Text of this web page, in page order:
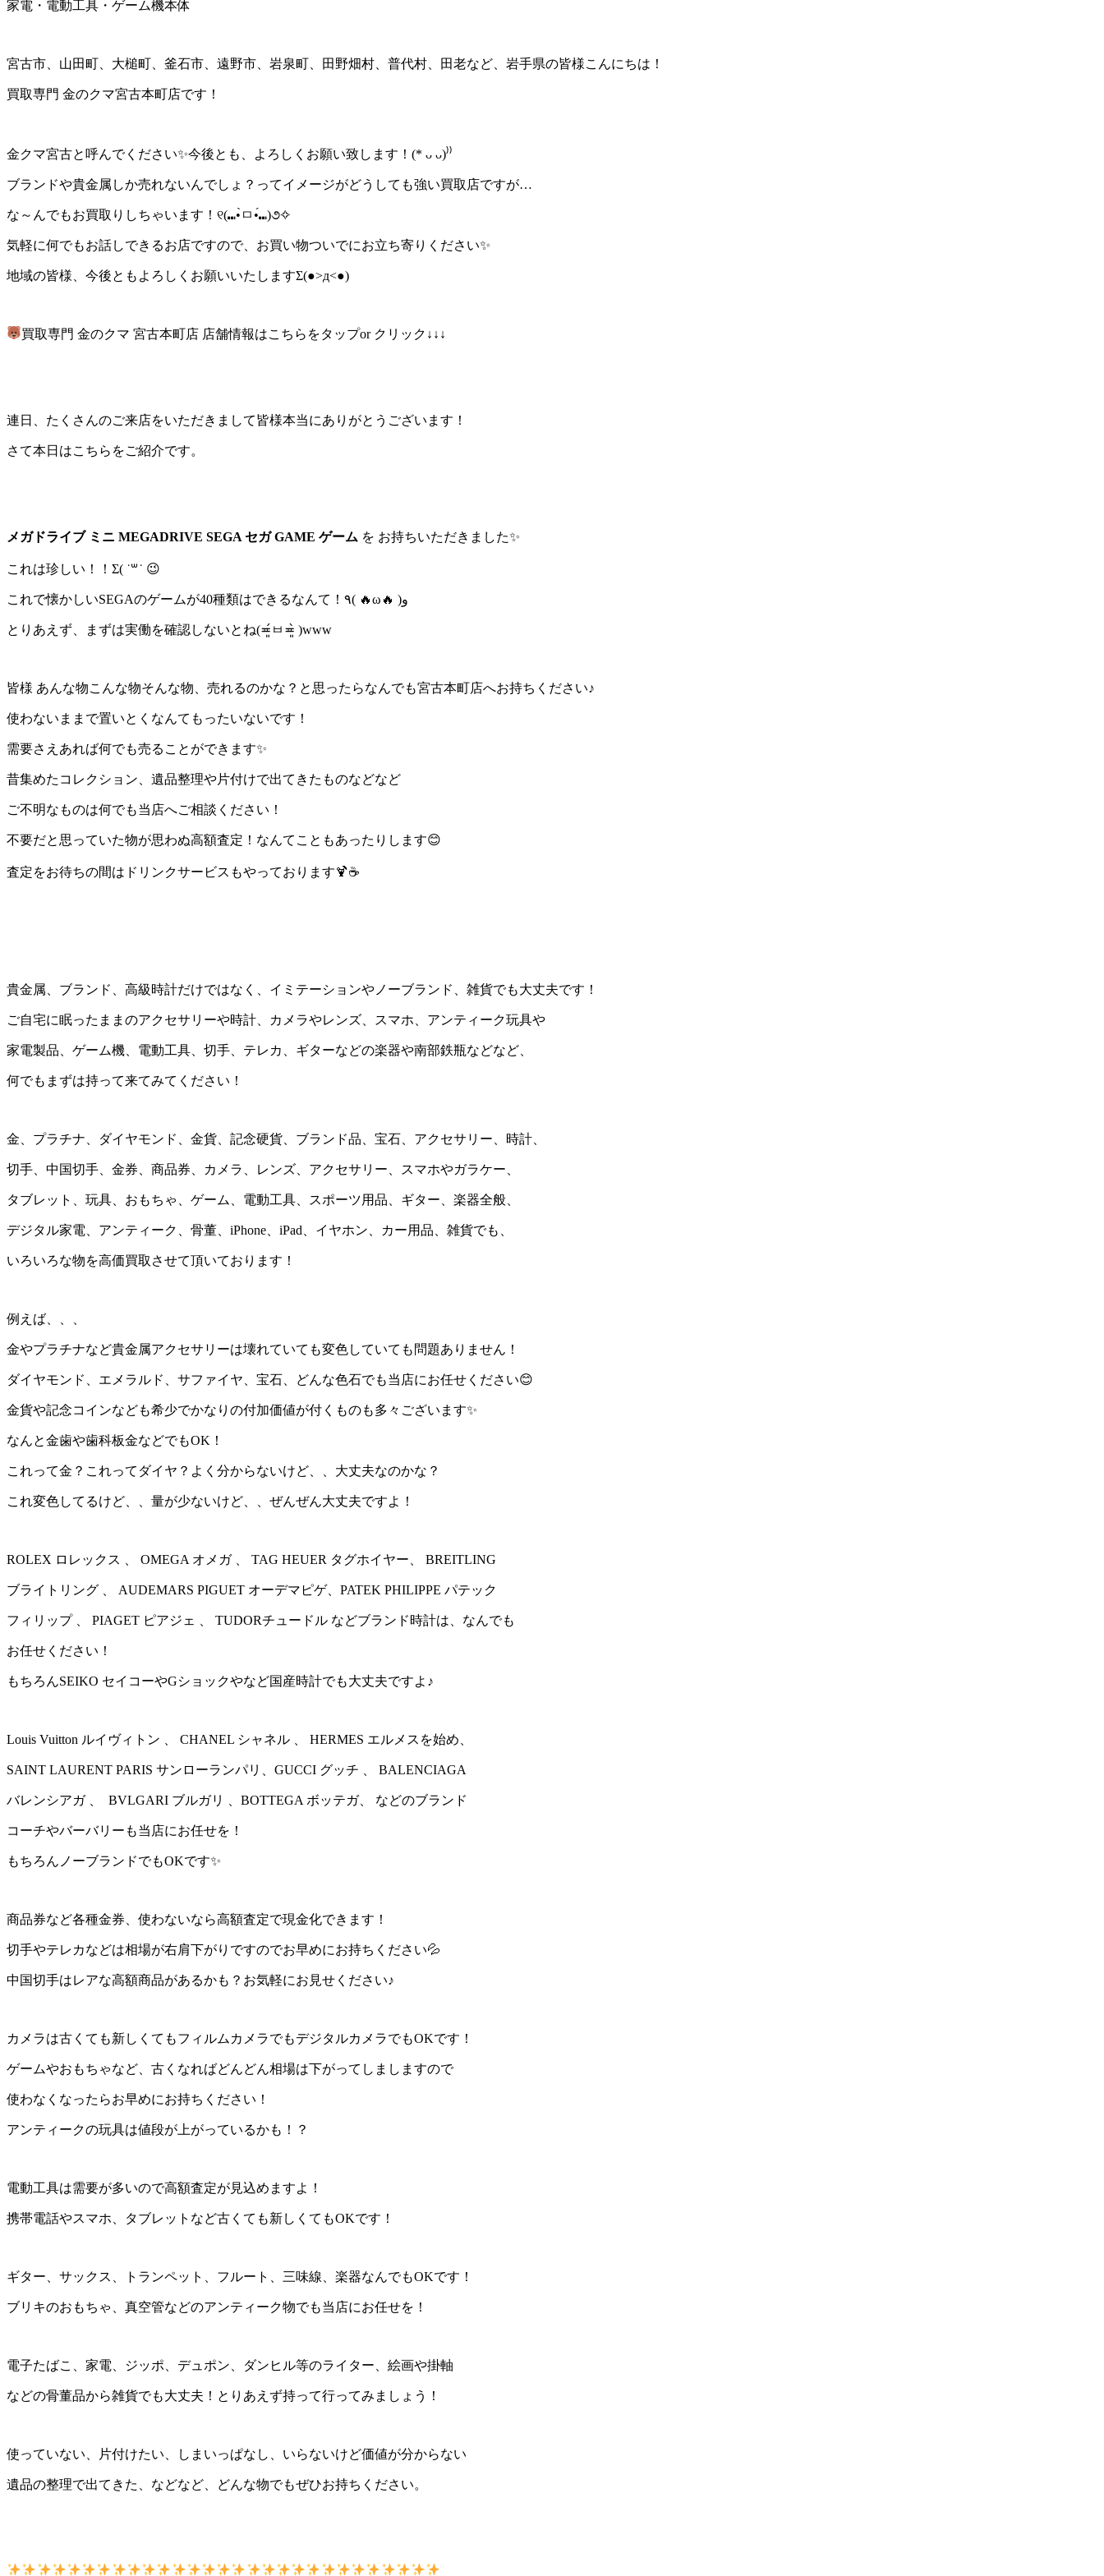
家電・電動工具・ゲーム機本体
宮古市、山田町、大槌町、釜石市、遠野市、岩泉町、田野畑村、普代村、田老など、岩手県の皆様こんにちは！
買取専門 金のクマ宮古本町店です！
金クマ宮古と呼んでください✨今後とも、よろしくお願い致します！ (* ᴗ ᴗ)⁾⁾
ブランドや貴金属しか売れないんでしょ？ってイメージがどうしても強い買取店ですが…
な～んでもお買取りしちゃいます！୧(⑉•̀ㅁ•́⑉)૭✧
気軽に何でもお話しできるお店ですので、お買い物ついでにお立ち寄りください✨
地域の皆様、今後ともよろしくお願いいたしますΣ(●>д<●)
買取専門 金のクマ 宮古本町店 店舗情報はこちらをタップor クリック↓↓↓
連日、たくさんのご来店をいただきまして皆様本当にありがとうございます！
さて本日はこちらをご紹介です。
メガドライブ ミニ MEGADRIVE SEGA セガ GAME ゲーム を お持ちいただきました✨
これは珍しい！！Σ( ˙꒳˙ 😉
これで懐かしいSEGAのゲームが40種類はできるなんて！٩( 🔥ω🔥 )و
とりあえず、まずは実働を確認しないとね(≖͈́ㅂ≖͈̀ )www
皆様 あんな物こんな物そんな物、売れるのかな？と思ったらなんでも宮古本町店へお持ちください♪
使わないままで置いとくなんてもったいないです！
需要さえあれば何でも売ることができます✨
昔集めたコレクション、遺品整理や片付けで出てきたものなどなど
ご不明なものは何でも当店へご相談ください！
不要だと思っていた物が思わぬ高額査定！なんてこともあったりします😊
査定をお待ちの間はドリンクサービスもやっております🍹☕
貴金属、ブランド、高級時計だけではなく、イミテーションやノーブランド、雑貨でも大丈夫です！
ご自宅に眠ったままのアクセサリーや時計、カメラやレンズ、スマホ、アンティーク玩具や
家電製品、ゲーム機、電動工具、切手、テレカ、ギターなどの楽器や南部鉄瓶などなど、
何でもまずは持って来てみてください！
金、プラチナ、ダイヤモンド、金貨、記念硬貨、ブランド品、宝石、アクセサリー、時計、
切手、中国切手、金券、商品券、カメラ、レンズ、アクセサリー、スマホやガラケー、
タブレット、玩具、おもちゃ、ゲーム、電動工具、スポーツ用品、ギター、楽器全般、
デジタル家電、アンティーク、骨董、iPhone、iPad、イヤホン、カー用品、雑貨でも、
いろいろな物を高価買取させて頂いております！
例えば、、、
金やプラチナなど貴金属アクセサリーは壊れていても変色していても問題ありません！
ダイヤモンド、エメラルド、サファイヤ、宝石、どんな色石でも当店にお任せください😊
金貨や記念コインなども希少でかなりの付加価値が付くものも多々ございます✨
なんと金歯や歯科板金などでもOK！
これって金？これってダイヤ？よく分からないけど、、大丈夫なのかな？
これ変色してるけど、、量が少ないけど、、ぜんぜん大丈夫ですよ！
ROLEX ロレックス 、 OMEGA オメガ 、 TAG HEUER タグホイヤー、 BREITLING
ブライトリング 、 AUDEMARS PIGUET オーデマピゲ、PATEK PHILIPPE パテック
フィリップ 、 PIAGET ピアジェ 、 TUDORチュードル などブランド時計は、なんでも
お任せください！
もちろんSEIKO セイコーやGショックやなど国産時計でも大丈夫ですよ♪
Louis Vuitton ルイヴィトン 、 CHANEL シャネル 、 HERMES エルメスを始め、
SAINT LAURENT PARIS サンローランパリ、GUCCI グッチ 、 BALENCIAGA
バレンシアガ 、 BVLGARI ブルガリ 、BOTTEGA ボッテガ、 などのブランド
コーチやバーバリーも当店にお任せを！
もちろんノーブランドでもOKです✨
商品券など各種金券、使わないなら高額査定で現金化できます！
切手やテレカなどは相場が右肩下がりですのでお早めにお持ちください💦
中国切手はレアな高額商品があるかも？お気軽にお見せください♪
カメラは古くても新しくてもフィルムカメラでもデジタルカメラでもOKです！
ゲームやおもちゃなど、古くなればどんどん相場は下がってしましますので
使わなくなったらお早めにお持ちください！
アンティークの玩具は値段が上がっているかも！？
電動工具は需要が多いので高額査定が見込めますよ！
携帯電話やスマホ、タブレットなど古くても新しくてもOKです！
ギター、サックス、トランペット、フルート、三味線、楽器なんでもOKです！
ブリキのおもちゃ、真空管などのアンティーク物でも当店にお任せを！
電子たばこ、家電、ジッポ、デュポン、ダンヒル等のライター、絵画や掛軸
などの骨董品から雑貨でも大丈夫！とりあえず持って行ってみましょう！
使っていない、片付けたい、しまいっぱなし、いらないけど価値が分からない
遺品の整理で出てきた、などなど、どんな物でもぜひお持ちください。